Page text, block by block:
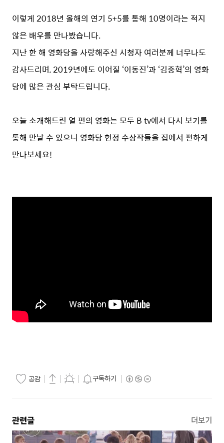
이렇게 2018년 올해의 연기 5+5를 통해 10명이라는 적지
않은 배우를 만나봤습니다.
지난 한 해 영화당을 사랑해주신 시청자 여러분께 너무나도
감사드리며, 2019년에도 이어질 ‘이동진’과 ‘김중혁’의 영화
당에 많은 관심 부탁드립니다.
오늘 소개해드린 열 편의 영화는 모두 B tv에서 다시 보기를
통해 만날 수 있으니 영화당 헌정 수상작들을 집에서 편하게
만나보세요!
공감 구독하기
관련글 더보기